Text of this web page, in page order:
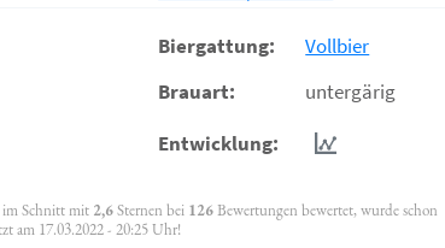
Biergattung:
Vollbier
Brauart:
untergärig
Entwicklung:
im Schnitt mit 2,6Sternen bei 126Bewertungen bewertet, wurde schon
am 17.03.2022 - 20:25 Uhr!